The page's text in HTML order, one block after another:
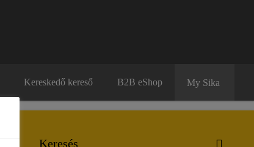
Kereskedő kereső B2B eShop My Sika